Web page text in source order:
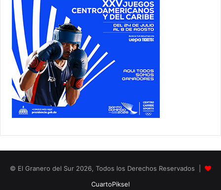
© El Granero del Sur 2026, Todos los Derechos Reservados |
CuartoPiksel